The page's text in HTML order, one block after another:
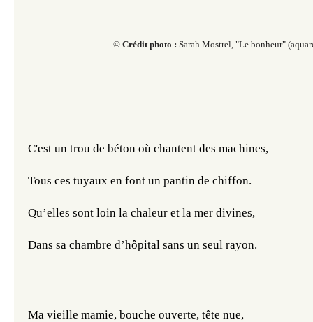
© Crédit photo : Sarah Mostrel, "Le bonheur"
C'est un trou de béton où chantent des machines,
Tous ces tuyaux en font un pantin de chiffon.
Qu’elles sont loin la chaleur et la mer divines,
Dans sa chambre d’hôpital sans un seul rayon.
Ma vieille mamie, bouche ouverte, tête nue,